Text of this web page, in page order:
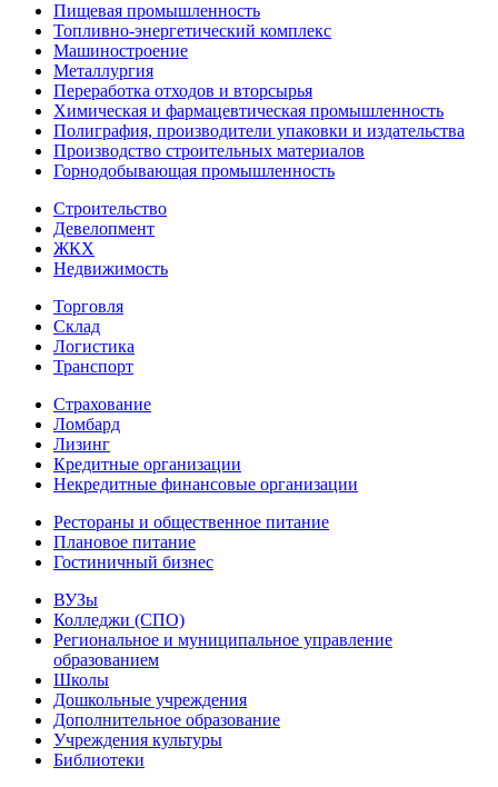
Пищевая промышленность
Топливно-энергетический комплекс
Машиностроение
Металлургия
Переработка отходов и вторсырья
Химическая и фармацевтическая промышленность
Полиграфия, производители упаковки и издательства
Производство строительных материалов
Горнодобывающая промышленность
Строительство
Девелопмент
ЖКХ
Недвижимость
Торговля
Склад
Логистика
Транспорт
Страхование
Ломбард
Лизинг
Кредитные организации
Некредитные финансовые организации
Рестораны и общественное питание
Плановое питание
Гостиничный бизнес
ВУЗы
Колледжи (СПО)
Региональное и муниципальное управление
образованием
Школы
Дошкольные учреждения
Дополнительное образование
Учреждения культуры
Библиотеки